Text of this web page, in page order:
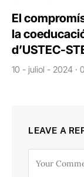
El
la
d’USTEC-
10 - juliol - 2024 ·
LEAVE A